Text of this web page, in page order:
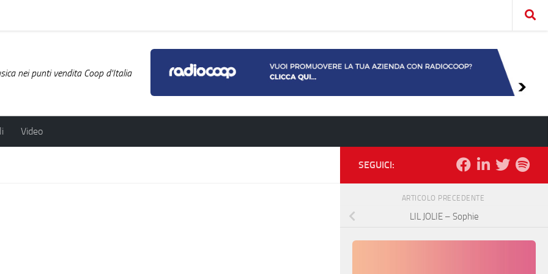
nei punti vendita Coop d'Italia
Video
SEGUICI:
ARTICOLO PRECEDENTE
LIL JOLIE – Sophie